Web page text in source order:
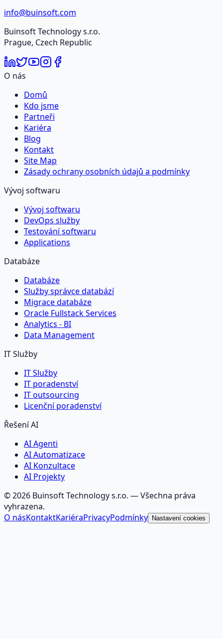
info@buinsoft.com
Buinsoft Technology s.r.o.
Prague, Czech Republic
O nás
Domů
Kdo jsme
Partneři
Kariéra
Blog
Kontakt
Site Map
Zásady ochrany osobních údajů a podmínky
Vývoj softwaru
Vývoj softwaru
DevOps služby
Testování softwaru
Applications
Databáze
Databáze
Služby správce databází
Migrace databáze
Oracle Fullstack Services
Analytics - BI
Data Management
IT Služby
IT Služby
IT poradenství
IT outsourcing
Licenční poradenství
Řešení AI
AI Agenti
AI Automatizace
AI Konzultace
AI Projekty
©2026 Buinsoft Technology s.r.o. — Všechna práva
vyhrazena.
O násKontaktKariéraPrivacyPodmínky Nastavení cookies